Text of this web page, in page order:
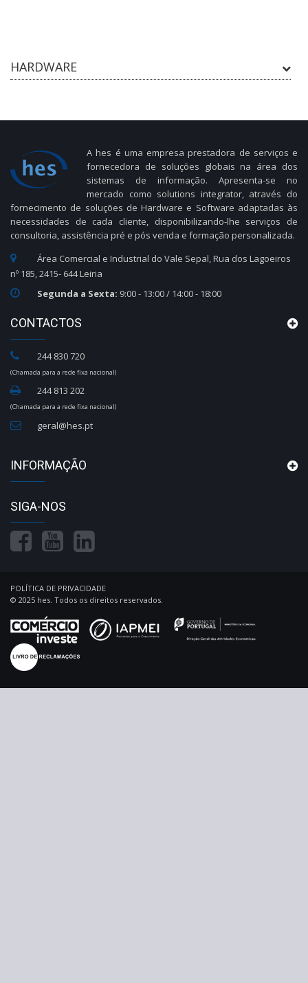
HARDWARE
A hes é uma empresa prestadora de serviços e
fornecedora de soluções globais na área dos
sistemas de informação. Apresenta-se no
mercado como solutions integrator, através do
fornecimento de soluções de Hardware e Software adaptadas às
necessidades de cada cliente, disponibilizando-lhe serviços de
consultoria, assistência pré e pós venda e formação personalizada.
Área Comercial e Industrial do Vale Sepal, Rua dos Lagoeiros
nº 185, 2415- 644 Leiria
Segunda a Sexta: 9:00 - 13:00 / 14:00 - 18:00
CONTACTOS
244 830 720
(Chamada para a rede fixa nacional)
244 813 202
(Chamada para a rede fixa nacional)
geral@hes.pt
INFORMAÇÃO
SIGA-NOS
POLÍTICA DE PRIVACIDADE
© 2025 hes. Todos os direitos reservados.